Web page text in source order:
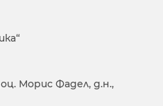
Морис Фадел, д.н.,